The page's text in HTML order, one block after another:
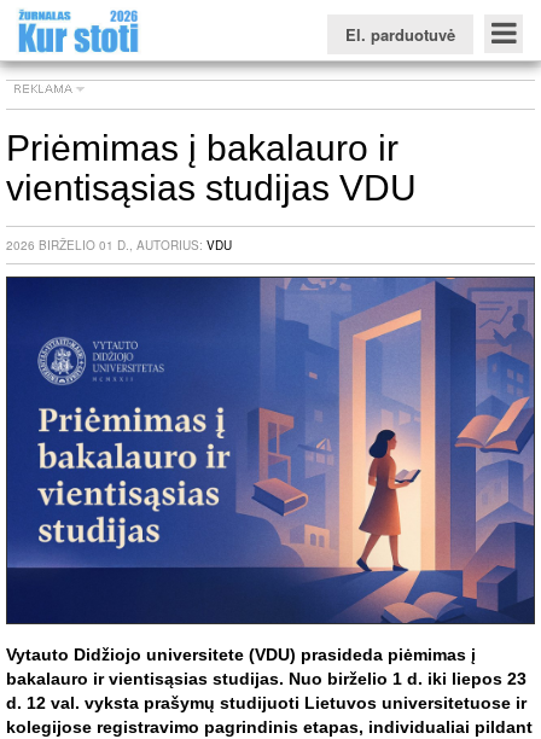
El. parduotuvė
Konkursinio balo skaičiuoklė Žurnalas KUR STOTI Žurnalas KUO BŪTI
Universitetų sritis
Profesinių mokyklų sritis
Priėmimas į bakalauro ir
vientisąsias studijas VDU
2026 BIRŽELIO 01 D., AUTORIUS: VDU
Vytauto Didžiojo universitete (VDU) prasideda piėmimas į
bakalauro ir vientisąsias studijas. Nuo birželio 1 d. iki liepos 23
d. 12 val. vyksta prašymų studijuoti Lietuvos universitetuose ir
kolegijose registravimo pagrindinis etapas, individualiai pildant